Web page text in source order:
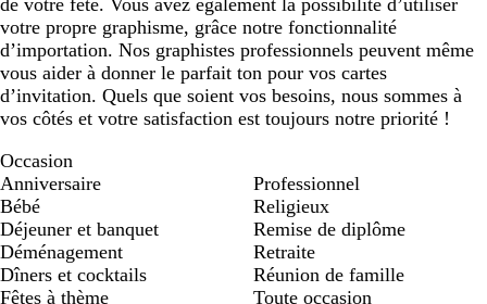
de votre fête. Vous avez également la possibilité d’utiliser
votre propre graphisme, grâce notre fonctionnalité
d’importation. Nos graphistes professionnels peuvent même
vous aider à donner le parfait ton pour vos cartes
d’invitation. Quels que soient vos besoins, nous sommes à
vos côtés et votre satisfaction est toujours notre priorité !
Occasion
Anniversaire
Bébé
Déjeuner et banquet
Déménagement
Dîners et cocktails
Fêtes à thème
Professionnel
Religieux
Remise de diplôme
Retraite
Réunion de famille
Toute occasion